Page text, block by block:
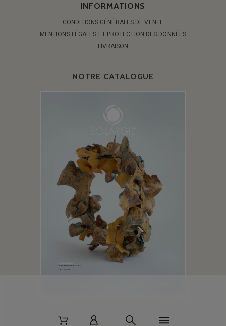
INFORMATIONS
CONDITIONS GÉNÉRALES DE VENTE
MENTIONS LÉGALES ET PROTECTION DES DONNÉES
LIVRAISON
NOTRE CATALOGUE